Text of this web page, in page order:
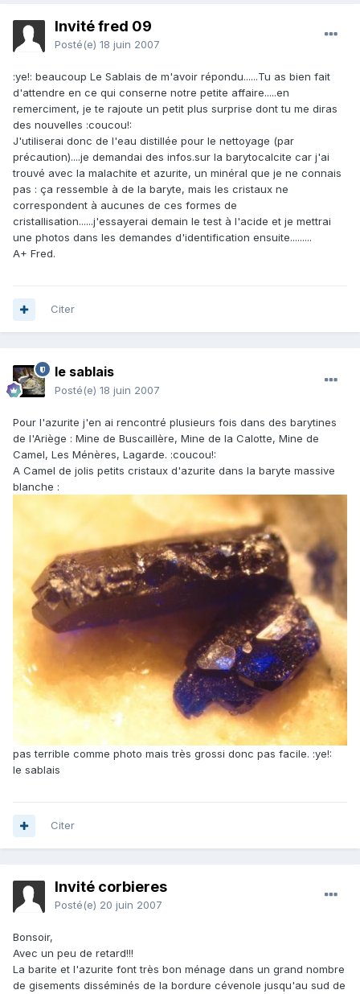
Invité fred 09
Posté(e) 18 juin 2007
:ye!: beaucoup Le Sablais de m'avoir répondu......Tu as bien fait
d'attendre en ce qui conserne notre petite affaire.....en
remerciment, je te rajoute un petit plus surprise dont tu me diras
des nouvelles :coucou!:
J'utiliserai donc de l'eau distillée pour le nettoyage (par
précaution)....je demandai des infos.sur la barytocalcite car j'ai
trouvé avec la malachite et azurite, un minéral que je ne connais
pas : ça ressemble à de la baryte, mais les cristaux ne
correspondent à aucunes de ces formes de
cristallisation......j'essayerai demain le test à l'acide et je mettrai
une photos dans les demandes d'identification ensuite.........
A+ Fred.
Citer
le sablais
Posté(e) 18 juin 2007
Pour l'azurite j'en ai rencontré plusieurs fois dans des barytines
de l'Ariège : Mine de Buscaillère, Mine de la Calotte, Mine de
Camel, Les Ménères, Lagarde. :coucou!:
A Camel de jolis petits cristaux d'azurite dans la baryte massive
blanche :
pas terrible comme photo mais très grossi donc pas facile. :ye!:
le sablais
Citer
Invité corbieres
Posté(e) 20 juin 2007
Bonsoir,
Avec un peu de retard!!!
La barite et l'azurite font très bon ménage dans un grand nombre
de gisements disséminés de la bordure cévenole jusqu'au sud de